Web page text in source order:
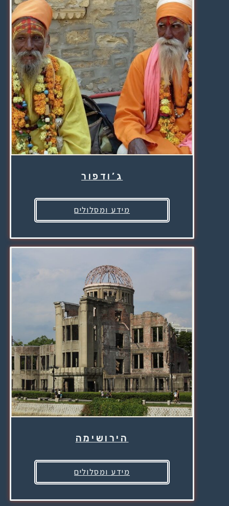
ג’ודפור
מידע ומסלולים
הירושימה
מידע ומסלולים